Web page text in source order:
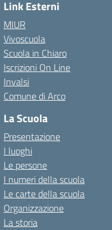
Link Esterni
MIUR
Vivoscuola
Scuola in Chiaro
Iscrizioni On Line
Invalsi
Comune di Arco
La Scuola
Presentazione
I luoghi
Le persone
I numeri della scuola
Le carte della scuola
Organizzazione
La storia